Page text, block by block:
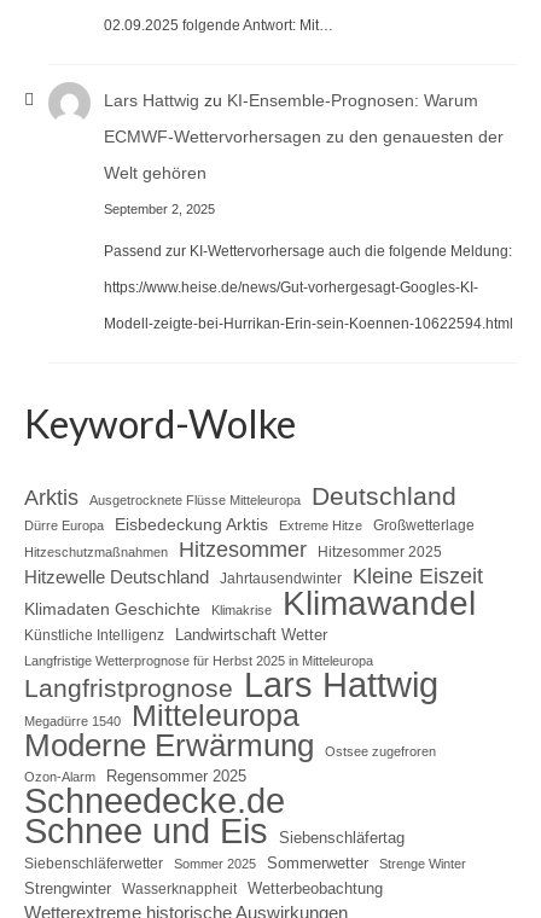
02.09.2025 folgende Antwort: Mit…
Lars Hattwig zu KI-Ensemble-Prognosen: Warum
ECMWF-Wettervorhersagen zu den genauesten der
Welt gehören
September 2, 2025
Passend zur KI-Wettervorhersage auch die folgende Meldung:
https://www.heise.de/news/Gut-vorhergesagt-Googles-KI-
Modell-zeigte-bei-Hurrikan-Erin-sein-Koennen-10622594.html
Keyword-Wolke
Arktis Ausgetrocknete Flüsse Mitteleuropa Deutschland
Dürre Europa Eisbedeckung Arktis Extreme Hitze Großwetterlage
Hitzeschutzmaßnahmen Hitzesommer Hitzesommer 2025
Hitzewelle Deutschland Jahrtausendwinter Kleine Eiszeit
Klimadaten Geschichte Klimakrise Klimawandel
Künstliche Intelligenz Landwirtschaft Wetter
Langfristige Wetterprognose für Herbst 2025 in Mitteleuropa
Langfristprognose Lars Hattwig
Megadürre 1540 Mitteleuropa
Moderne Erwärmung
Ostsee zugefroren
Ozon-Alarm
Regensommer 2025
Schneedecke.de
Schnee und Eis Siebenschläfertag
Siebenschläferwetter Sommer 2025 Sommerwetter Strenge Winter
Strengwinter Wasserknappheit Wetterbeobachtung
Wetterextreme historische Auswirkungen